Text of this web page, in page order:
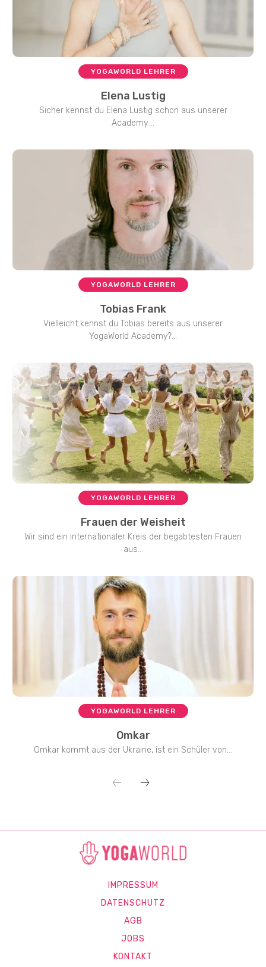
YOGAWORLD LEHRER
Elena Lustig
Sicher kennst du Elena Lustig schon aus unserer
Academy....
YOGAWORLD LEHRER
Tobias Frank
Vielleicht kennst du Tobias bereits aus unserer
YogaWorld Academy?...
YOGAWORLD LEHRER
Frauen der Weisheit
Wir sind ein internationaler Kreis der begabtesten Frauen
aus...
YOGAWORLD LEHRER
Omkar
Omkar kommt aus der Ukraine, ist ein Schüler von...
IMPRESSUM
DATENSCHUTZ
AGB
JOBS
KONTAKT